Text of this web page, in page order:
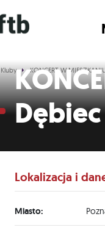
Kluby KONCERT W
Dębiec
Lokalizacja i
Miasto: